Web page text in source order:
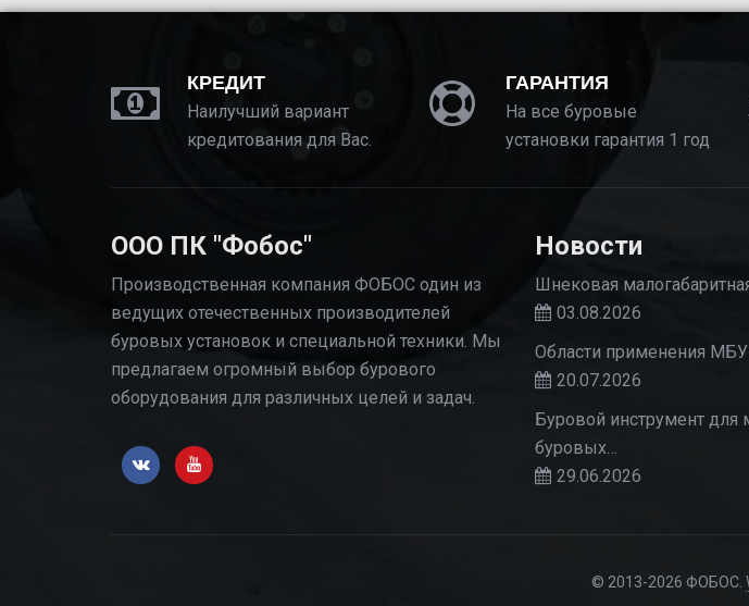
КРЕДИТ
Наилучший вариант
кредитования для Вас.
ГАРАНТИЯ
На все буровые
установки гарантия 1 год
ООО ПК "Фобос"
Производственная компания ФОБОС один из
ведущих отечественных производителей
буровых установок и специальной техники. Мы
предлагаем огромный выбор бурового
оборудования для различных целей и задач.
Новости
Шнековая
03.08.2026
Области применения
20.07.2026
Буровой инструмент для
буровых…
29.06.2026
© 2013-2026 ФОБОС.